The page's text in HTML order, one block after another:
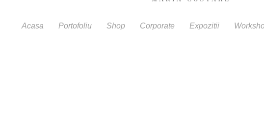
Acasa Portofoliu Shop Corporate Expozitii